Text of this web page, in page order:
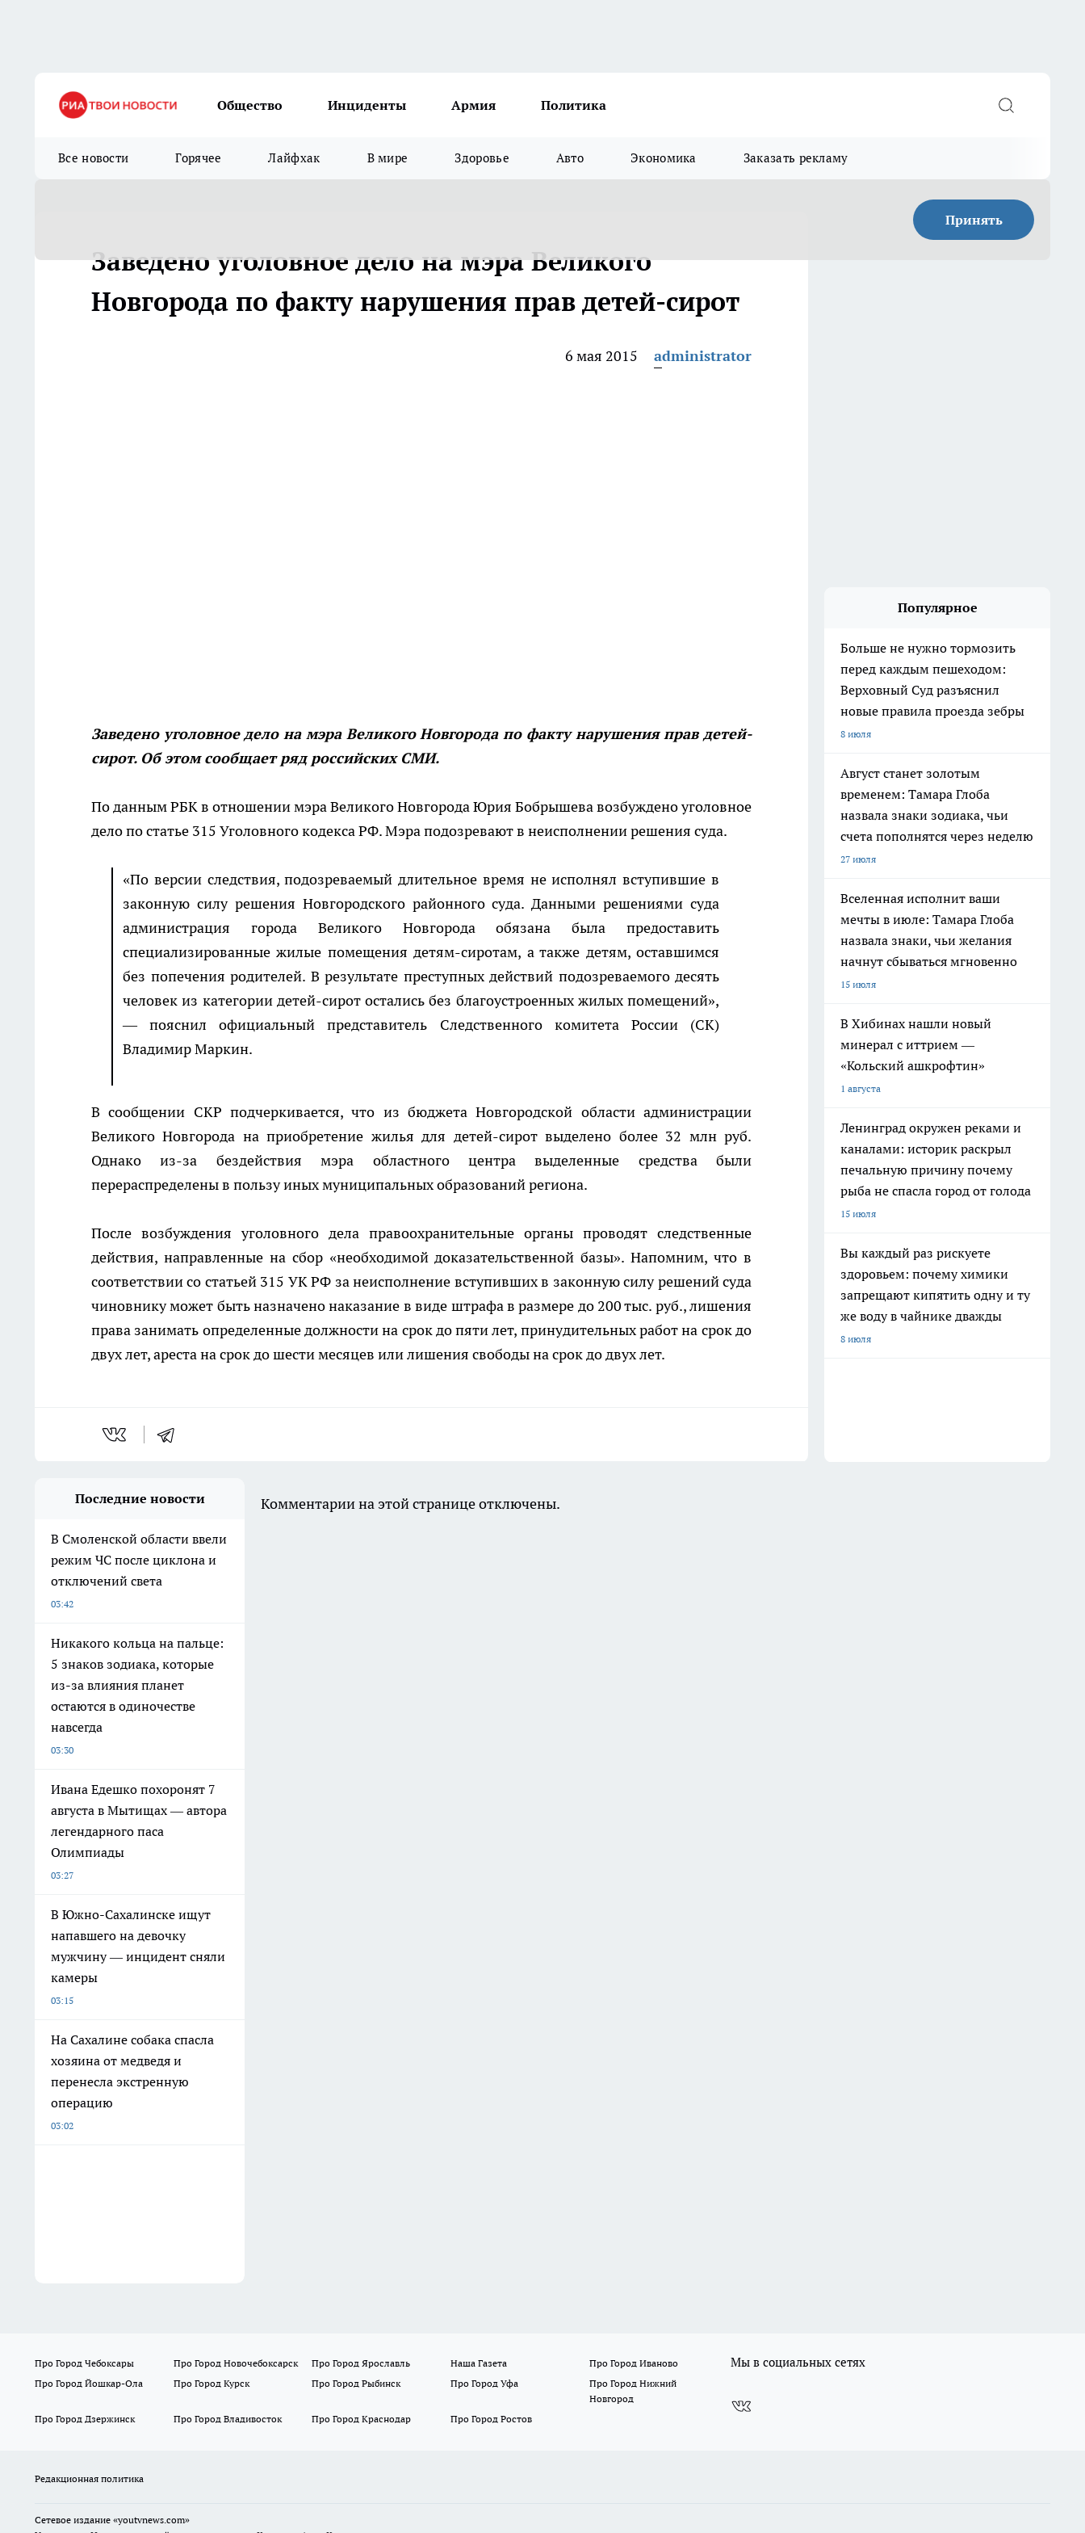
Общество Инциденты Армия Политика
Все новости Горячее Лайфхак В мире Здоровье Авто Экономика Заказать рекламу
Принять
Заведено уголовное дело на мэра Великого
Новгорода по факту нарушения прав детей-сирот
6 мая 2015 administrator
Заведено уголовное дело на мэра Великого Новгорода по факту нарушения прав детей-
сирот. Об этом сообщает ряд российских СМИ.
По данным РБК в отношении мэра Великого Новгорода Юрия Бобрышева возбуждено уголовное
дело по статье 315 Уголовного кодекса РФ. Мэра подозревают в неисполнении решения суда.
«По версии следствия, подозреваемый длительное время не исполнял вступившие в
законную силу решения Новгородского районного суда. Данными решениями суда
администрация города Великого Новгорода обязана была предоставить
специализированные жилые помещения детям-сиротам, а также детям, оставшимся
без попечения родителей. В результате преступных действий подозреваемого десять
человек из категории детей-сирот остались без благоустроенных жилых помещений»,
— пояснил официальный представитель Следственного комитета России (СК)
Владимир Маркин.
В сообщении СКР подчеркивается, что из бюджета Новгородской области администрации
Великого Новгорода на приобретение жилья для детей-сирот выделено более 32 млн руб.
Однако из-за бездействия мэра областного центра выделенные средства были
перераспределены в пользу иных муниципальных образований региона.
После возбуждения уголовного дела правоохранительные органы проводят следственные
действия, направленные на сбор «необходимой доказательственной базы». Напомним, что в
соответствии со статьей 315 УК РФ за неисполнение вступивших в законную силу решений суда
чиновнику может быть назначено наказание в виде штрафа в размере до 200 тыс. руб., лишения
права занимать определенные должности на срок до пяти лет, принудительных работ на срок до
двух лет, ареста на срок до шести месяцев или лишения свободы на срок до двух лет.
Популярное
Больше не нужно тормозить
перед каждым пешеходом:
Верховный Суд разъяснил
новые правила проезда зебры
8 июля
Август станет золотым
временем: Тамара Глоба
назвала знаки зодиака, чьи
счета пополнятся через неделю
27 июля
Вселенная исполнит ваши
мечты в июле: Тамара Глоба
назвала знаки, чьи желания
начнут сбываться мгновенно
15 июля
В Хибинах нашли новый
минерал с иттрием —
«Кольский ашкрофтин»
1 августа
Ленинград окружен реками и
каналами: историк раскрыл
печальную причину почему
рыба не спасла город от голода
15 июля
Вы каждый раз рискуете
здоровьем: почему химики
запрещают кипятить одну и ту
же воду в чайнике дважды
8 июля
Последние новости
В Смоленской области ввели
режим ЧС после циклона и
отключений света
03:42
Никакого кольца на пальце:
5 знаков зодиака, которые
из-за влияния планет
остаются в одиночестве
навсегда
03:30
Ивана Едешко похоронят 7
августа в Мытищах — автора
легендарного паса
Олимпиады
03:27
В Южно-Сахалинске ищут
напавшего на девочку
мужчину — инцидент сняли
камеры
03:15
На Сахалине собака спасла
хозяина от медведя и
перенесла экстренную
операцию
03:02
Комментарии на этой странице отключены.
Про Город Чебоксары Про Город Новочебоксарск Про Город Ярославль Наша Газета
Про Город Иваново
Про Город Йошкар-Ола
Про Город Курск Про Город Рыбинск Про Город Уфа
Про Город Нижний
Новгород
Про Город Дзержинск
Про Город Владивосток Про Город Краснодар Про Город Ростов
Мы в социальных сетях
Редакционная политика
Сетевое издание «youtvnews.com»